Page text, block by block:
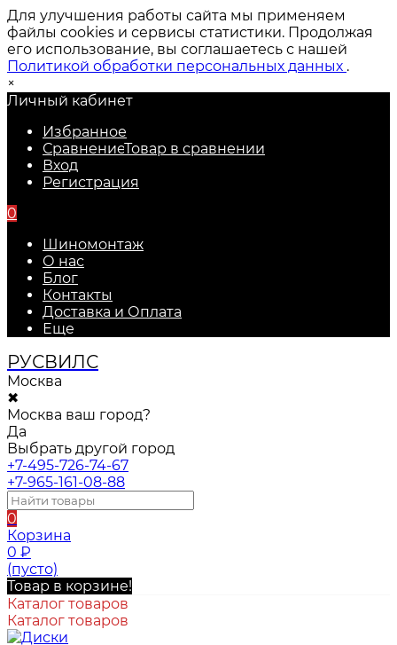
Для улучшения работы сайта мы применяем
файлы cookies и сервисы статистики. Продолжая
его использование, вы соглашаетесь с нашей
Политикой обработки персональных данных .
×
Личный кабинет
Избранное
СравнениеТовар в сравнении
Вход
Регистрация
0
Шиномонтаж
О нас
Блог
Контакты
Доставка и Оплата
Еще
РУСВИЛС
Москва
✖
Москва ваш город?
Да
Выбрать другой город
+7-495-726-74-67
+7-965-161-08-88
0
Корзина
0 ₽
(пусто)
Товар в корзине!
Каталог товаров
Каталог товаров